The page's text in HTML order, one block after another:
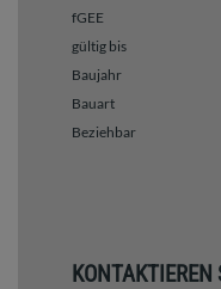
fGEE
gültig bis
Baujahr
Bauart
Beziehbar
KONTAKTIEREN